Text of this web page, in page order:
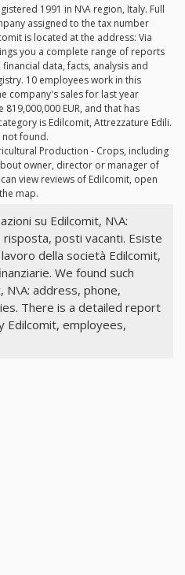
1991 in N\A region, Italy. Full
assigned to the tax number
is located at the address: Via
you a complete range of reports
data, facts, analysis and
10 employees work in this
company's sales for last year
EUR, and that has
is Edilcomit, Attrezzature Edili.
not found.
Production - Crops, including
owner, director or manager of
view reviews of Edilcomit, open
map.
su Edilcomit, N\A:
posti vacanti. Esiste
della società Edilcomit,
We found such
N\A: address, phone,
There is a detailed report
Edilcomit, employees,